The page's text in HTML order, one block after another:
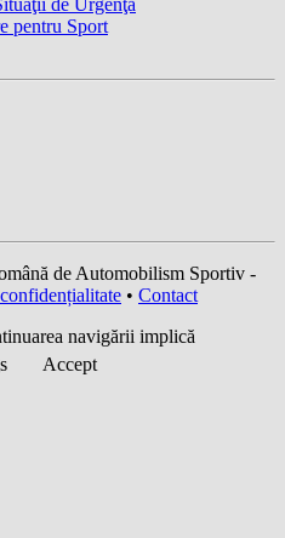
de Automobilism Sportiv -
• Contact
navigării implică
Accept